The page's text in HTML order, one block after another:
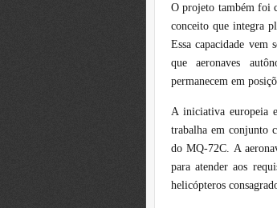
O projeto também foi
conceito que integra
Essa capacidade vem
que aeronaves
permanecem em
A iniciativa europeia
trabalha em conjunto
do MQ-72C. A
para atender aos
helicópteros